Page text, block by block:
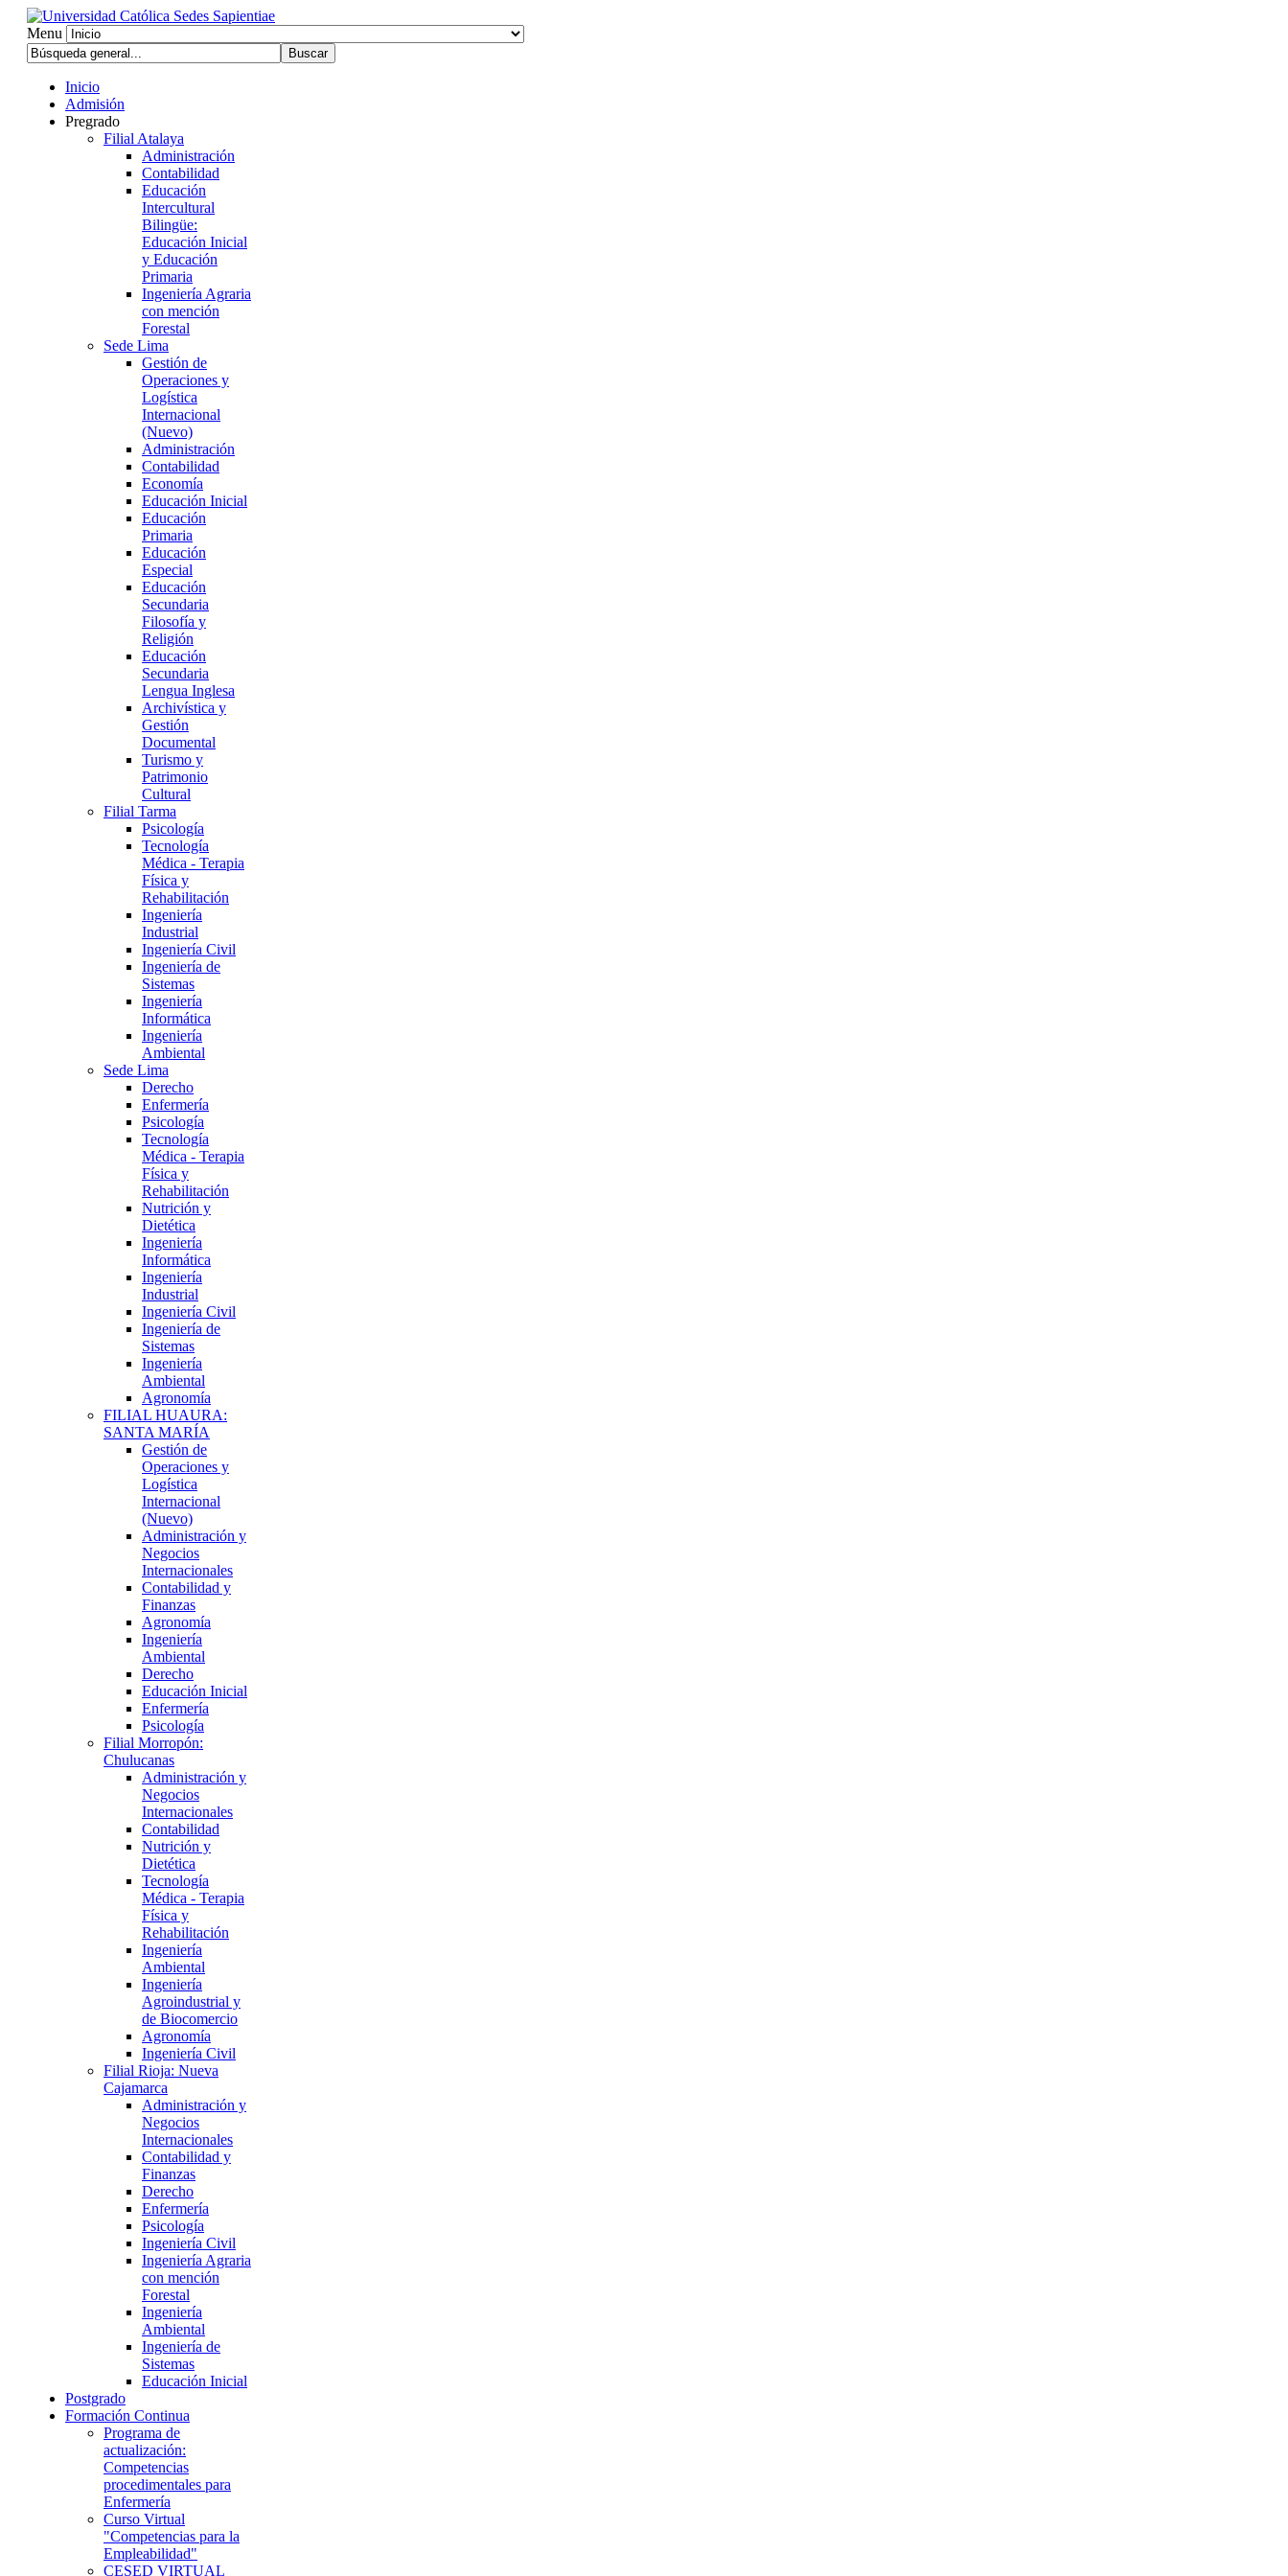
Menu
Inicio
Admisión
Pregrado
Filial Atalaya
Administración
Contabilidad
Educación
Intercultural
Bilingüe:
Educación Inicial
y Educación
Primaria
Ingeniería Agraria
con mención
Forestal
Sede Lima
Gestión de
Operaciones y
Logística
Internacional
(Nuevo)
Administración
Contabilidad
Economía
Educación Inicial
Educación
Primaria
Educación
Especial
Educación
Secundaria
Filosofía y
Religión
Educación
Secundaria
Lengua Inglesa
Archivística y
Gestión
Documental
Turismo y
Patrimonio
Cultural
Filial Tarma
Psicología
Tecnología
Médica - Terapia
Física y
Rehabilitación
Ingeniería
Industrial
Ingeniería Civil
Ingeniería de
Sistemas
Ingeniería
Informática
Ingeniería
Ambiental
Sede Lima
Derecho
Enfermería
Psicología
Tecnología
Médica - Terapia
Física y
Rehabilitación
Nutrición y
Dietética
Ingeniería
Informática
Ingeniería
Industrial
Ingeniería Civil
Ingeniería de
Sistemas
Ingeniería
Ambiental
Agronomía
FILIAL HUAURA:
SANTA MARÍA
Gestión de
Operaciones y
Logística
Internacional
(Nuevo)
Administración y
Negocios
Internacionales
Contabilidad y
Finanzas
Agronomía
Ingeniería
Ambiental
Derecho
Educación Inicial
Enfermería
Psicología
Filial Morropón:
Chulucanas
Administración y
Negocios
Internacionales
Contabilidad
Nutrición y
Dietética
Tecnología
Médica - Terapia
Física y
Rehabilitación
Ingeniería
Ambiental
Ingeniería
Agroindustrial y
de Biocomercio
Agronomía
Ingeniería Civil
Filial Rioja: Nueva
Cajamarca
Administración y
Negocios
Internacionales
Contabilidad y
Finanzas
Derecho
Enfermería
Psicología
Ingeniería Civil
Ingeniería Agraria
con mención
Forestal
Ingeniería
Ambiental
Ingeniería de
Sistemas
Educación Inicial
Postgrado
Formación Continua
Programa de
actualización:
Competencias
procedimentales para
Enfermería
Curso Virtual
"Competencias para la
Empleabilidad"
CESED VIRTUAL